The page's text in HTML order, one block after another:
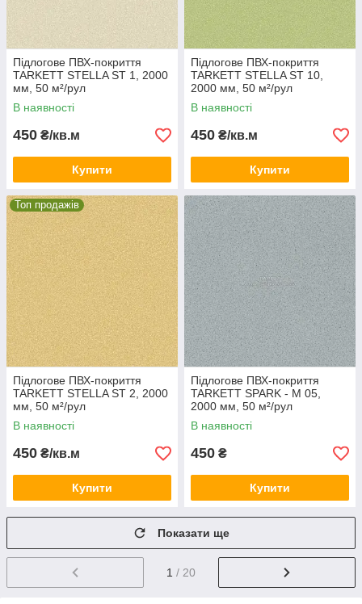
Підлогове ПВХ-покриття
TARKETT STELLA ST 1, 2000
мм, 50 м²/рул
В наявності
450 ₴/кв.м
Купити
Підлогове ПВХ-покриття
TARKETT STELLA ST 10,
2000 мм, 50 м²/рул
В наявності
450 ₴/кв.м
Купити
Топ продажів
Підлогове ПВХ-покриття
TARKETT STELLA ST 2, 2000
мм, 50 м²/рул
В наявності
450 ₴/кв.м
Купити
Підлогове ПВХ-покриття
TARKETT SPARK - M 05,
2000 мм, 50 м²/рул
В наявності
450 ₴
Купити
Показати ще
1 / 20